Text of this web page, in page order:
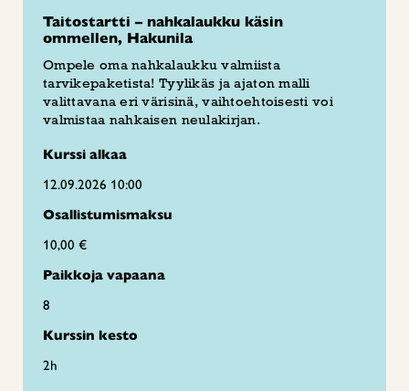
Taitostartti – nahkalaukku käsin
ommellen, Hakunila
Ompele oma nahkalaukku valmiista
tarvikepaketista! Tyylikäs ja ajaton malli
valittavana eri värisinä, vaihtoehtoisesti voi
valmistaa nahkaisen neulakirjan.
Kurssi alkaa
12.09.2026 10:00
Osallistumismaksu
10,00 €
Paikkoja vapaana
8
Kurssin kesto
2h